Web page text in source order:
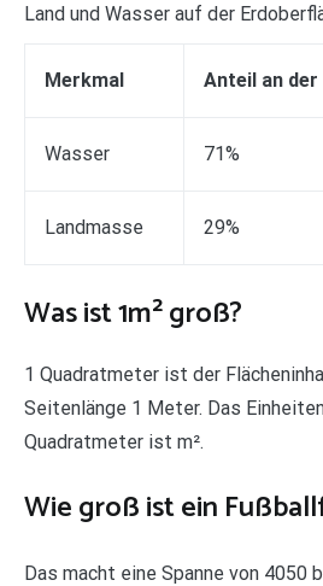
Land und Wasser auf der
Merkmal Anteil an
Wasser 71%
Landmasse 29%
Was ist 1m² groß?
1 Quadratmeter ist der
Seitenlänge 1 Meter. Das
Quadratmeter ist m².
Wie groß ist ein
Das macht eine Spanne von 4050